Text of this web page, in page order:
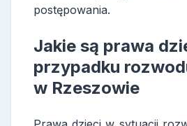
postępowania.
Jakie są prawa
przypadku
w Rzeszowie